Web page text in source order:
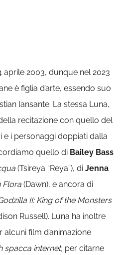
aprile 2003, dunque nel 2023
è figlia d’arte, essendo suo
Iansante. La stessa Luna,
recitazione con quello del
e i personaggi doppiati dalla
quello di Bailey Bass
(Tsireya “Reya”), diJenna
Flora (Dawn), e ancora di
II: King of the Monsters
Russell). Luna ha inoltre
film d’animazione
spacca internet, per citarne